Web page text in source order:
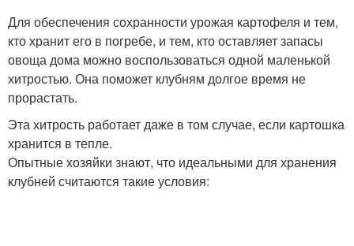
Для обеспечения сохранности урожая картофеля и тем,
кто хранит его в погребе, и тем, кто оставляет запасы
овоща дома можно воспользоваться одной маленькой
хитростью. Она поможет клубням долгое время не
прорастать.
Эта хитрость работает даже в том случае, если картошка
хранится в тепле.
Опытные хозяйки знают, что идеальными для хранения
клубней считаются такие условия: